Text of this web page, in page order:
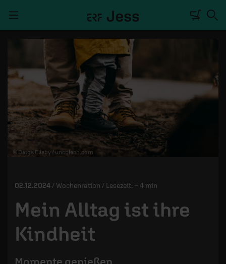
TALKWERK
REPORTAGE
RADIO
DEINE APP
MITMACHEN
ÜBER UNS
© Daiga Ellaby / unsplash.com
02.12.2024 / Wochenration / Lesezeit: ~ 4 min
Mein Alltag ist ihre
Kindheit